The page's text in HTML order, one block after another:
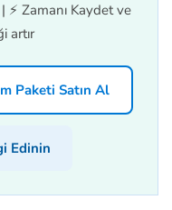
Zamanı Kaydet ve
artır
Paketi Satın Al
Edinin